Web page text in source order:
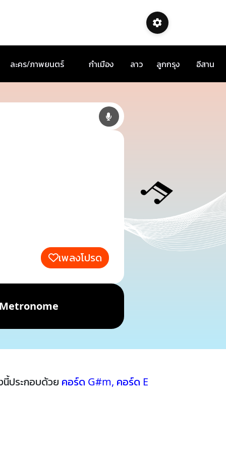
ละคร/ภาพยนตร์ กำเมือง ลาว ลูกกรุง อีสาน
เพลงโปรด
ประกอบด้วย คอร์ด G#m, คอร์ด E